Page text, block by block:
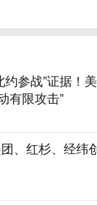
约参战”证据！
有限攻击”
、红杉、经纬